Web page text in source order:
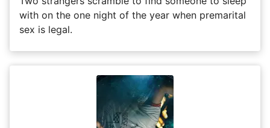
with on the one night of the year when premarital
sex is legal.